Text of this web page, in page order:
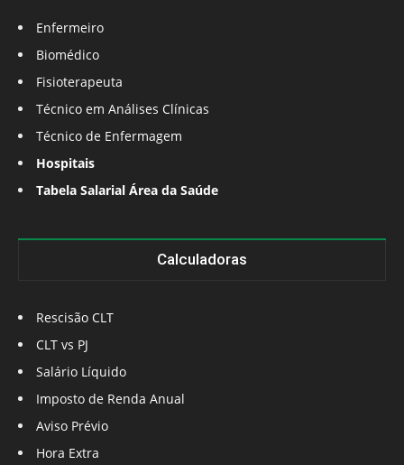
Enfermeiro
Biomédico
Fisioterapeuta
Técnico em Análises Clínicas
Técnico de Enfermagem
Hospitais
Tabela Salarial Área da Saúde
Calculadoras
Rescisão CLT
CLT vs PJ
Salário Líquido
Imposto de Renda Anual
Aviso Prévio
Hora Extra